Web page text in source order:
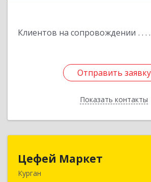
Клиентов на сопровождении
Отправить заявку
Показать контакты
Отправить заявку
Назад
Цефей Маркет
Курган640002, Курганская обл,